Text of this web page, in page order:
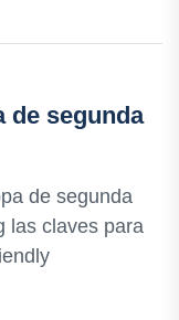
de segunda
de segunda
las claves para